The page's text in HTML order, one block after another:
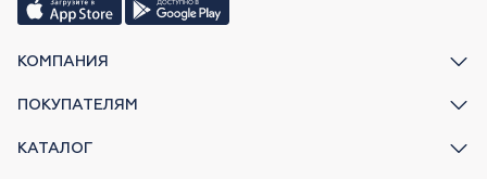
КОМПАНИЯ
ПОКУПАТЕЛЯМ
КАТАЛОГ